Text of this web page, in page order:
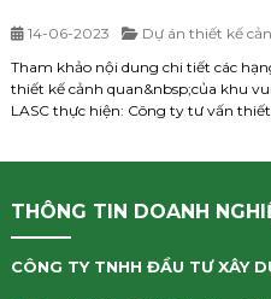
14-06-2023
Dự án thiết kế
Tham khảo nội dung chi tiết các
thiết kế cảnh quan&nbsp;của khu
LASC thực hiện: Công ty tư vấn
THÔNG TIN DOANH
CÔNG TY TNHH ĐẦU TƯ XÂY